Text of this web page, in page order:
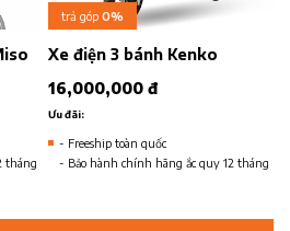
tháng
trả góp 0%
Xe điện 3 bánh Kenko
16,000,000 đ
Ưu đãi:
- Freeship toàn quốc
- Bảo hành chính hãng ắc quy 12 tháng